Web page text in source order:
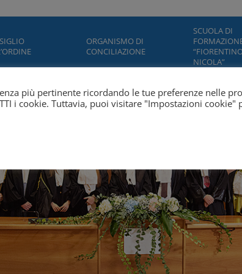
ORGANISMO DI
CONCILIAZIONE
SCUOLA DI
NICOLA”
più pertinente ricordando le tue preferenze nelle
i cookie. Tuttavia, puoi visitare "Impostazioni cookie"